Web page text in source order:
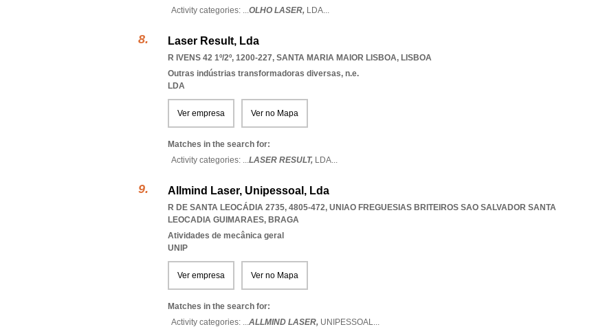
Activity categories: ...OLHO LASER, LDA...
Laser Result, Lda
R IVENS 42 1º/2º, 1200-227, SANTA MARIA MAIOR LISBOA, LISBOA
Outras indústrias transformadoras diversas, n.e.
LDA
Ver empresa Ver no Mapa
Matches in the search for:
Activity categories: ...LASER RESULT, LDA...
Allmind Laser, Unipessoal, Lda
R DE SANTA LEOCÁDIA 2735, 4805-472, UNIAO FREGUESIAS BRITEIROS SAO SALVADOR SANTA
LEOCADIA GUIMARAES, BRAGA
Atividades de mecânica geral
UNIP
Ver empresa Ver no Mapa
Matches in the search for:
Activity categories: ...ALLMIND LASER, UNIPESSOAL...